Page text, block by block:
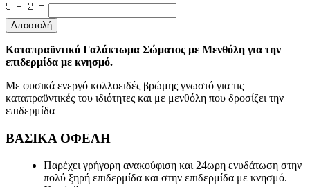
Αποστολή
Καταπραϋντικό Γαλάκτωμα Σώματος με Μενθόλη για την
επιδερμίδα με κνησμό.
Με φυσικά ενεργό κολλοειδές βρώμης γνωστό για τις
καταπραϋντικές του ιδιότητες και με μενθόλη που δροσίζει την
επιδερμίδα
ΒΑΣΙΚΑ ΟΦΕΛΗ
Παρέχει γρήγορη ανακούφιση και 24ωρη ενυδάτωση στην
πολύ ξηρή επιδερμίδα και στην επιδερμίδα με κνησμό.